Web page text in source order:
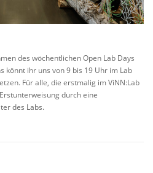
des wöchentlichen Open Lab Days
ihr uns von 9 bis 19 Uhr im Lab
Für alle, die erstmalig im ViNN:Lab
durch eine
des Labs.